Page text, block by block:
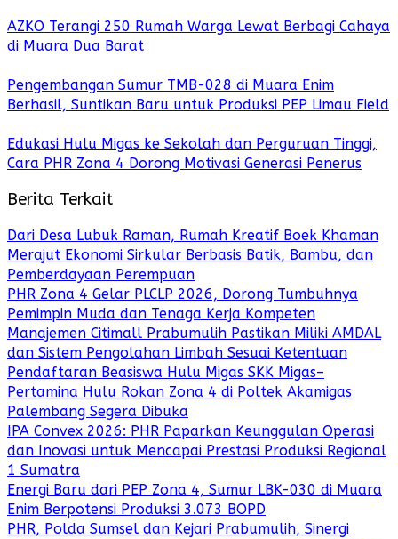
AZKO Terangi 250 Rumah Warga Lewat Berbagi Cahaya
di Muara Dua Barat
Pengembangan Sumur TMB-028 di Muara Enim
Berhasil, Suntikan Baru untuk Produksi PEP Limau Field
Edukasi Hulu Migas ke Sekolah dan Perguruan Tinggi,
Cara PHR Zona 4 Dorong Motivasi Generasi Penerus
Berita Terkait
Dari Desa Lubuk Raman, Rumah Kreatif Boek Khaman
Merajut Ekonomi Sirkular Berbasis Batik, Bambu, dan
Pemberdayaan Perempuan
PHR Zona 4 Gelar PLCLP 2026, Dorong Tumbuhnya
Pemimpin Muda dan Tenaga Kerja Kompeten
Manajemen Citimall Prabumulih Pastikan Miliki AMDAL
dan Sistem Pengolahan Limbah Sesuai Ketentuan
Pendaftaran Beasiswa Hulu Migas SKK Migas–
Pertamina Hulu Rokan Zona 4 di Poltek Akamigas
Palembang Segera Dibuka
IPA Convex 2026: PHR Paparkan Keunggulan Operasi
dan Inovasi untuk Mencapai Prestasi Produksi Regional
1 Sumatra
Energi Baru dari PEP Zona 4, Sumur LBK-030 di Muara
Enim Berpotensi Produksi 3.073 BOPD
PHR, Polda Sumsel dan Kejari Prabumulih, Sinergi